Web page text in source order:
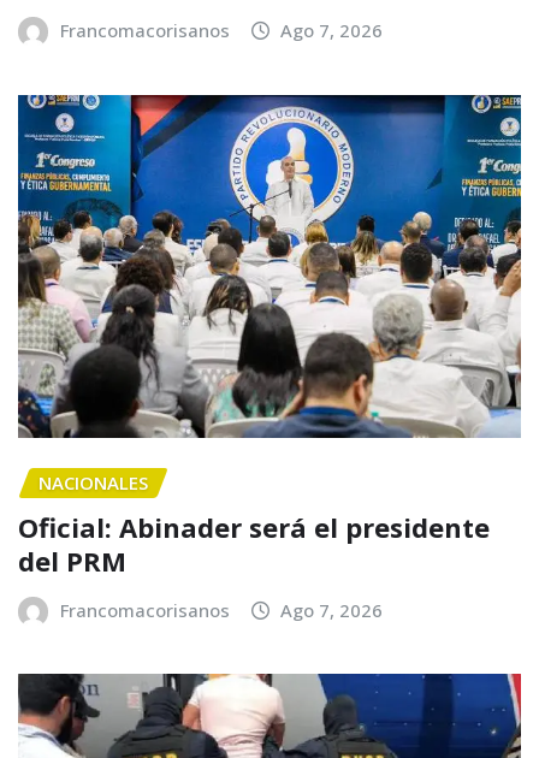
Francomacorisanos Ago 7, 2026
NACIONALES
Oficial: Abinader será el presidente
del PRM
Francomacorisanos Ago 7, 2026